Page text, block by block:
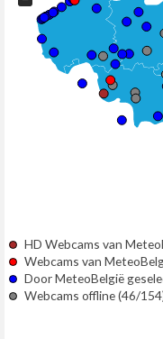
HD Webcams van
Webcams van
Door MeteoBelgië
Webcams offline (46/